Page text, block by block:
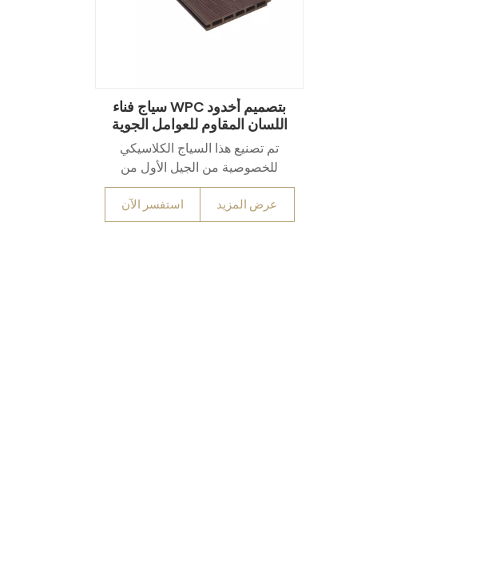
سياج فناء WPC بتصميم أخدود
اللسان المقاوم للعوامل الجوية
تم تصنيع هذا السياج الكلاسيكي
للخصوصية من الجيل الأول من
الخشب والبلاستيك المركب (WPC)،
وهو مصمم لمقاومة الطقس بشكل
موثوق والعزلة الأساسية.
استفسر الآن عرض المزيد